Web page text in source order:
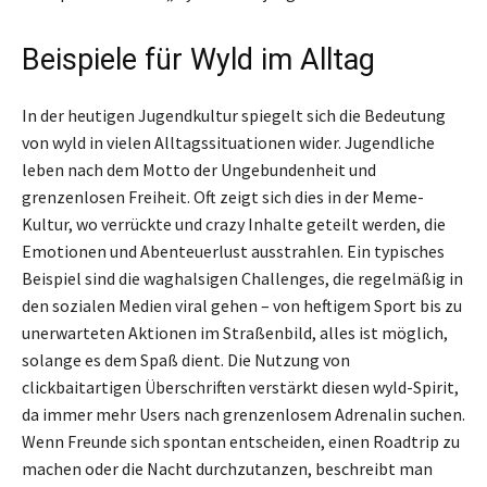
Beispiele für Wyld im Alltag
In der heutigen Jugendkultur spiegelt sich die Bedeutung
von wyld in vielen Alltagssituationen wider. Jugendliche
leben nach dem Motto der Ungebundenheit und
grenzenlosen Freiheit. Oft zeigt sich dies in der Meme-
Kultur, wo verrückte und crazy Inhalte geteilt werden, die
Emotionen und Abenteuerlust ausstrahlen. Ein typisches
Beispiel sind die waghalsigen Challenges, die regelmäßig in
den sozialen Medien viral gehen – von heftigem Sport bis zu
unerwarteten Aktionen im Straßenbild, alles ist möglich,
solange es dem Spaß dient. Die Nutzung von
clickbaitartigen Überschriften verstärkt diesen wyld-Spirit,
da immer mehr Users nach grenzenlosem Adrenalin suchen.
Wenn Freunde sich spontan entscheiden, einen Roadtrip zu
machen oder die Nacht durchzutanzen, beschreibt man